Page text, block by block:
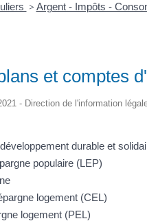
> Argent - Impôts -
et comptes
- Direction de l'information
durable et
populaire (LEP)
logement (CEL)
logement (PEL)